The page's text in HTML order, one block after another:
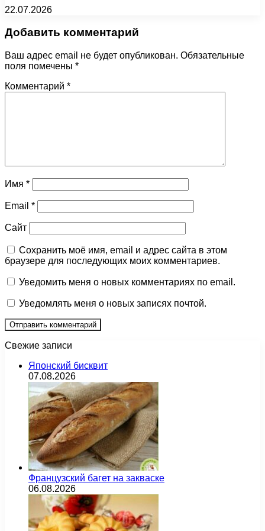
22.07.2026
Добавить комментарий
Ваш адрес email не будет опубликован. Обязательные
поля помечены *
Комментарий *
Имя *
Email *
Сайт
Сохранить моё имя, email и адрес сайта в этом
браузере для последующих моих комментариев.
Уведомить меня о новых комментариях по email.
Уведомлять меня о новых записях почтой.
Свежие записи
Японский бисквит
07.08.2026
Французский багет на закваске
06.08.2026